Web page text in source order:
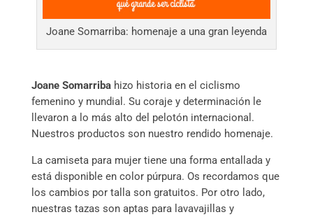
Joane Somarriba: homenaje a una gran leyenda
Joane Somarribahizo historia en el ciclismo
femenino y mundial. Su coraje y determinación le
llevaron a lo más alto del pelotón internacional.
Nuestros productos son nuestro rendido homenaje.
La camiseta para mujer tiene una forma entallada y
está disponible en color púrpura. Os recordamos que
los cambios por talla son gratuitos. Por otro lado,
nuestras tazas son aptas para lavavajillas y